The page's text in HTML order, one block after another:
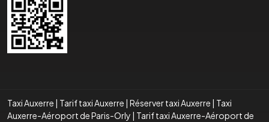
Taxi Auxerre | Tarif taxi Auxerre | Réserver taxi Auxerre | Taxi
Auxerre-Aéroport de Paris-Orly | Tarif taxi Auxerre-Aéroport de